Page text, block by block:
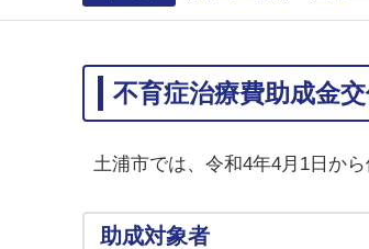
不育症治療費助成金
土浦市では、令和4年4月1日か
助成対象者